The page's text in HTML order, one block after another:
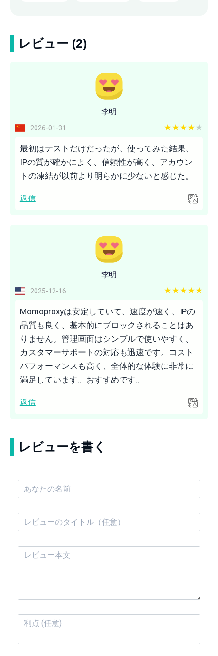
レビュー (2)
李明
2026-01-31 4 out of 5
最初はテストだけだったが、使ってみた結果、
IPの質が確かによく、信頼性が高く、アカウン
トの凍結が以前より明らかに少ないと感じた。
返信
李明
2025-12-16 5 out of 5
Momoproxyは安定していて、速度が速く、IPの
品質も良く、基本的にブロックされることはあ
りません。管理画面はシンプルで使いやすく、
カスタマーサポートの対応も迅速です。コスト
パフォーマンスも高く、全体的な体験に非常に
満足しています。おすすめです。
返信
レビューを書く